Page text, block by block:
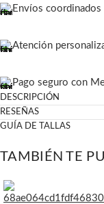
Envíos
Atención
Pago seguro con
DESCRIPCIÓN
RESEÑAS
GUÍA DE TALLAS
TAMBIÉN TE